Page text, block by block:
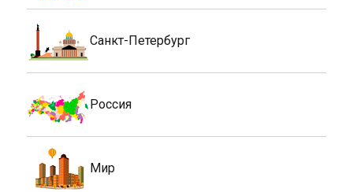
Санкт-Петербург
Россия
Мир